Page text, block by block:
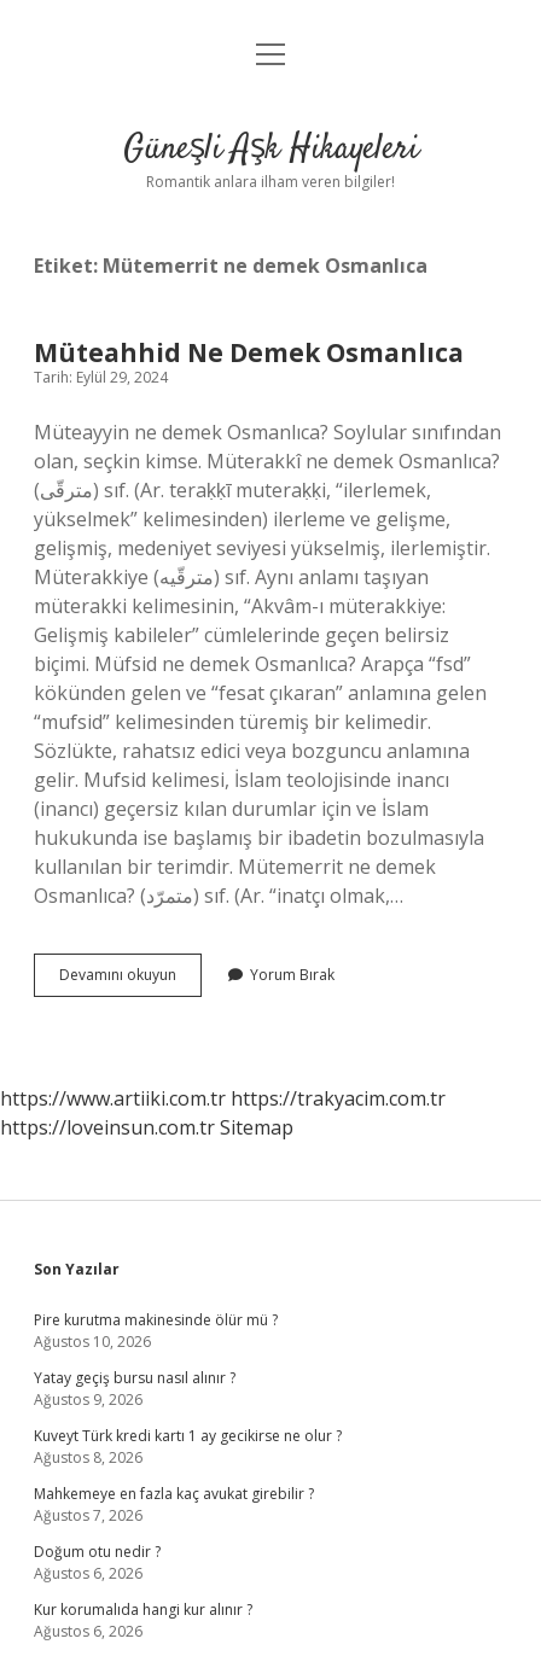
Anasayfa
Yasal Uyarı
menüyü
Güneşli Aşk Hikayeleri
Romantik anlara ilham veren bilgiler!
Etiket: Mütemerrit ne demek Osmanlıca
Müteahhid Ne Demek Osmanlıca
Tarih: Eylül 29, 2024
Müteayyin ne demek Osmanlıca? Soylular sınıfından
olan, seçkin kimse. Müterakkî ne demek Osmanlıca?
(ﻣﺘﺮﻗّﻰ) sıf. (Ar. teraḳḳī muteraḳḳі, “ilerlemek,
yükselmek” kelimesinden) ilerleme ve gelişme,
gelişmiş, medeniyet seviyesi yükselmiş, ilerlemiştir.
Müterakkiye (ﻣﺘﺮﻗّﻴﻪ) sıf. Aynı anlamı taşıyan
müterakki kelimesinin, “Akvâm-ı müterakkiye:
Gelişmiş kabileler” cümlelerinde geçen belirsiz
biçimi. Müfsid ne demek Osmanlıca? Arapça “fsd”
kökünden gelen ve “fesat çıkaran” anlamına gelen
“mufsid” kelimesinden türemiş bir kelimedir.
Sözlükte, rahatsız edici veya bozguncu anlamına
gelir. Mufsid kelimesi, İslam teolojisinde inancı
(inancı) geçersiz kılan durumlar için ve İslam
hukukunda ise başlamış bir ibadetin bozulmasıyla
kullanılan bir terimdir. Mütemerrit ne demek
Osmanlıca? (ﻣﺘﻤﺮّﺩ) sıf. (Ar. “inatçı olmak,…
Devamını okuyun Müteahhid
Ne
Yorum Bırak
https://www.artiiki.com.tr https://trakyacim.com.tr
https://loveinsun.com.trSitemap
Sidebar
Son Yazılar
Pire kurutma makinesinde ölür mü ?
Ağustos 10, 2026
Yatay geçiş bursu nasıl alınır ?
Ağustos 9, 2026
Kuveyt Türk kredi kartı 1 ay gecikirse ne olur ?
Ağustos 8, 2026
Mahkemeye en fazla kaç avukat girebilir ?
Ağustos 7, 2026
Doğum otu nedir ?
Ağustos 6, 2026
Kur korumalıda hangi kur alınır ?
Ağustos 6, 2026